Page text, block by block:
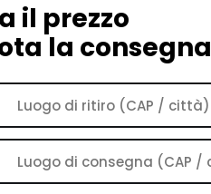
il prezzo
la consegna